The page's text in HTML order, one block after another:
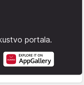
portala.